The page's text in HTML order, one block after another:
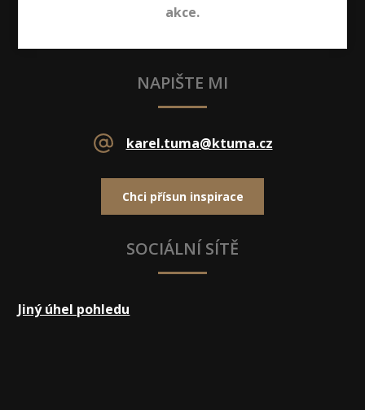
akce.
NAPIŠTE MI
karel.tuma@ktuma.cz
Chci přísun inspirace
SOCIÁLNÍ SÍTĚ
Jiný úhel pohledu